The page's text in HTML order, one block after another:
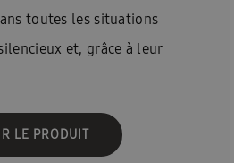
toutes les situations
et, grâce à leur
Les modèles sont
LE PRODUIT